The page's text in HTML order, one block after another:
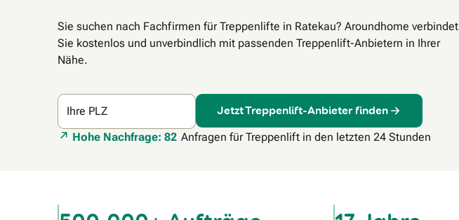
Sie suchen nach Fachfirmen für Treppenlifte in Ratekau? Aroundhome verbindet
Sie kostenlos und unverbindlich mit passenden Treppenlift-Anbietern in Ihrer
Nähe.
Ihre PLZ Jetzt Treppenlift-Anbieter finden
Hohe Nachfrage: 82 Anfragen für Treppenlift in den letzten 24 Stunden